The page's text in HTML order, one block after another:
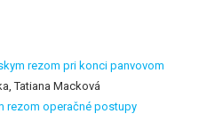
rezom pri konci panvovom
Tatiana Macková
rezom operačné postupy